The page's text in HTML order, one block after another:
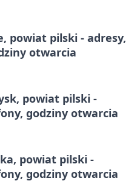
powiat pilski - adresy,
otwarcia
powiat pilski -
godziny otwarcia
powiat pilski -
godziny otwarcia